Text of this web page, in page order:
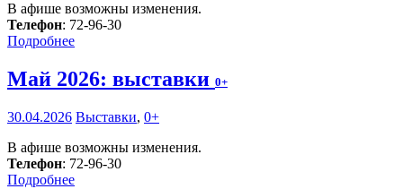
В афише возможны изменения.
Телефон: 72-96-30
Подробнее
Май 2026: выставки 0+
30.04.2026 Выставки, 0+
В афише возможны изменения.
Телефон: 72-96-30
Подробнее